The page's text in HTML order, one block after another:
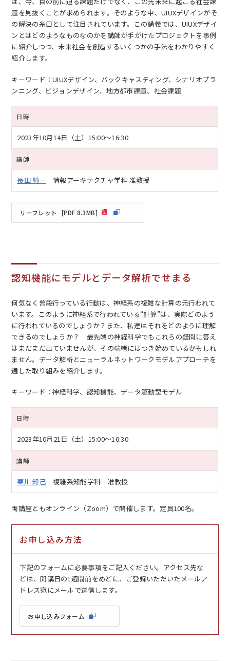
題を見抜くことが求められます。そのような中、UIUXデザインがそ
の解決の糸口として注目されています。この講義では、UIUXデザイ
ンとはどのようなものなのかを講師が手がけたプロジェクトを事例
に紹介しつつ、未来社会を創造するいくつかの手法をわかりやすく
紹介します。
キーワード：UIUXデザイン、バックキャスティング、シナリオプラ
ンニング、ビジョンデザイン、地方都市課題、社会課題
日時
2023年10月14日（土） 15:00～16:30
講師
長田 純一情報アーキテクチャ学科 准教授
リーフレット [PDF 8.3MB]
認知機能にモデルとデータ解析でせまる
何気なく普段行っている行動は、神経系の複雑な計算の元行われて
います。このように神経系で行われている“計算”は、実際どのよう
に行われているのでしょうか？また、私達はそれをどのように理解
できるのでしょうか？ 最先端の神経科学でもこれらの疑問に答え
はまだまだ出ていませんが、その端緒にはつき始めているかもしれ
ません。データ解析とニューラルネットワークモデルアプローチを
通した取り組みを紹介します。
キーワード：神経科学、認知機能、データ駆動型モデル
日時
2023年10月21日（土） 15:00～16:30
講師
栗川 知己複雑系知能学科 准教授
両講座ともオンライン（Zoom）で開催します。定員100名。
お申し込み方法
下記のフォームに必要事項をご記入ください。アクセス先な
どは、開講日の1週間前をめどに、ご登録いただいたメールア
ドレス宛にメールで送信します。
お申し込みフォーム